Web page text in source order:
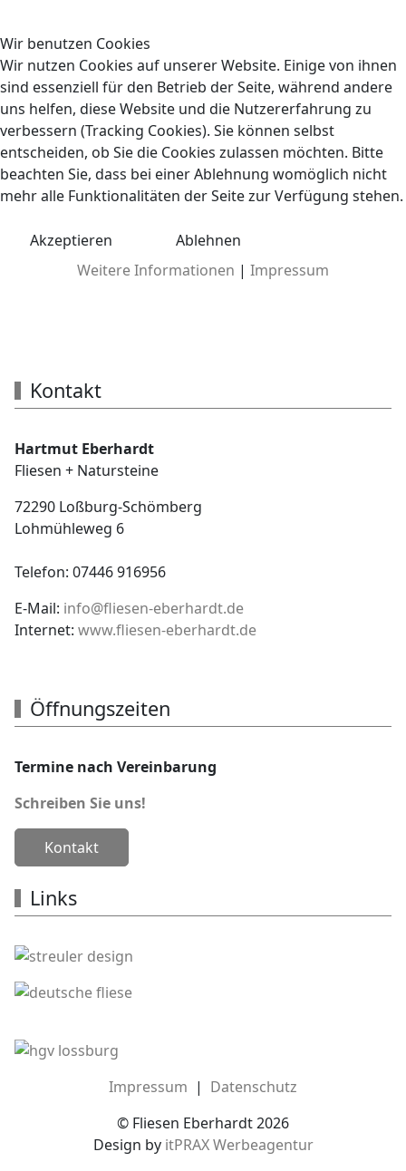
Kontakt
Hartmut Eberhardt
Fliesen + Natursteine
72290 Loßburg-Schömberg
Lohmühleweg 6
Telefon: 07446 916956
E-Mail: info@fliesen-eberhardt.de
Internet:www.fliesen-eberhardt.de
Öffnungszeiten
Termine nach Vereinbarung
Schreiben Sie uns!
Kontakt
Links
Impressum | Datenschutz
© Fliesen Eberhardt 2026
Design by itPRAX Werbeagentur
Wir benutzen Cookies
Wir nutzen Cookies auf unserer Website. Einige von ihnen
sind essenziell für den Betrieb der Seite, während andere
uns helfen, diese Website und die Nutzererfahrung zu
verbessern (Tracking Cookies). Sie können selbst
entscheiden, ob Sie die Cookies zulassen möchten. Bitte
beachten Sie, dass bei einer Ablehnung womöglich nicht
mehr alle Funktionalitäten der Seite zur Verfügung stehen.
Akzeptieren
Ablehnen
Weitere Informationen | Impressum